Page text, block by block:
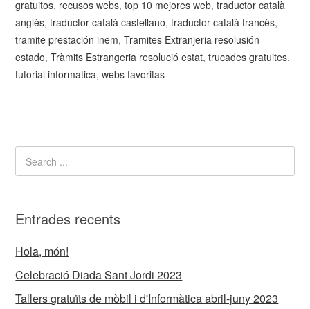
gratuitos, recusos webs,top 10 mejores web,traductor català
anglès,traductor català castellano,traductor català francès,
tramite prestación inem,Tramites Extranjeria resolusión
estado,Tràmits Estrangeria resolució estat,trucades gratuites,
tutorial informatica,webs favoritas
Entrades recents
Hola, món!
Celebració Diada Sant Jordi 2023
Tallers gratuïts de mòbil i d'Informàtica abril-juny 2023